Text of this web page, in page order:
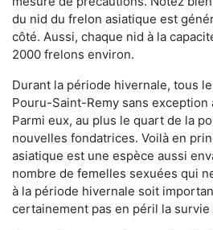
du nid du frelon asiatique est
côté. Aussi, chaque nid à la
2000 frelons environ.
Durant la période hivernale, tous
Pouru-Saint-Remy sans exception
Parmi eux, au plus le quart de la
nouvelles fondatrices. Voilà en
asiatique est une espèce aussi
nombre de femelles sexuées qui
à la période hivernale soit
certainement pas en péril la